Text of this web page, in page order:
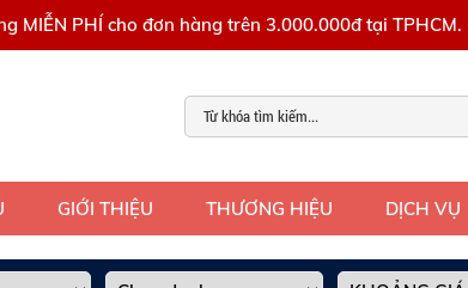
MIỄN PHÍ cho đơn hàng trên 3.000.000đ tại
GIỚI THIỆU THƯƠNG HIỆU DỊCH VỤ